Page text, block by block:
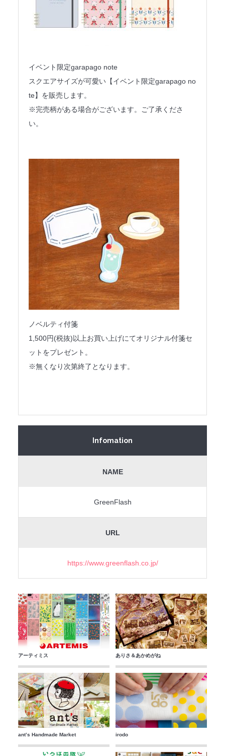
イベント限定garapago note
スクエアサイズが可愛い【イベント限定garapago no
te】を販売します。
※完売柄がある場合がございます。ご了承くださ
い。
ノベルティ付箋
1,500円(税抜)以上お買い上げにてオリジナル付箋セ
ットをプレゼント。
※無くなり次第終了となります。
Infomation
NAME
GreenFlash
URL
https://www.greenflash.co.jp/
アーティミス ありさ＆あかめがね
ant’s Handmade Market irodo